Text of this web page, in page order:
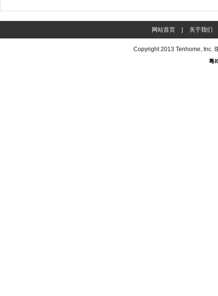
网站首页 关于我们
Copyright 2013 Tenhome, Inc.
粤